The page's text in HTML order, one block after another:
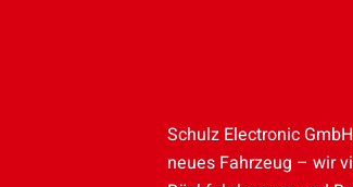
Schulz Electronic
neues Fahrzeug – wir